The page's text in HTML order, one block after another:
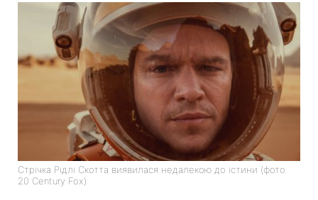
Стрічка Рідлі Скотта виявилася недалекою до істини (фото:
20 Century Fox)